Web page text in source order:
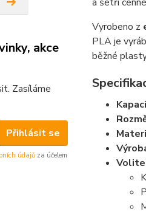
akce
Zasíláme
Přihlásit se
údajů za účelem
Vyrobeno z
PLA je
běžné